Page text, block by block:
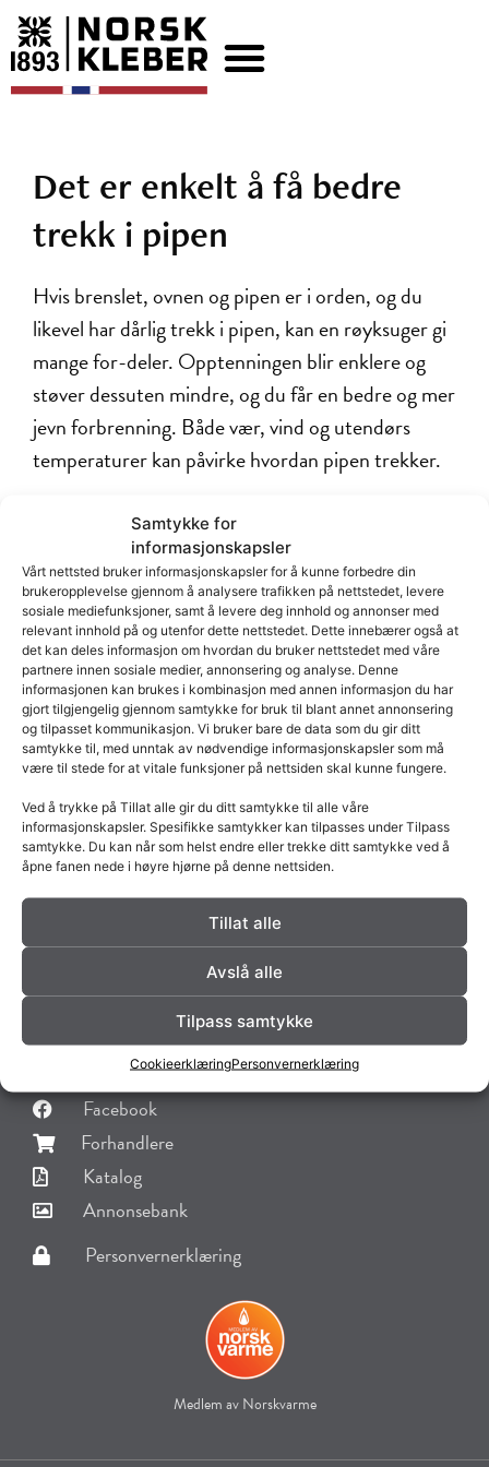
Samtykke for
informasjonskapsler
Vårt nettsted bruker informasjonskapsler for å kunne forbedre din
brukeropplevelse gjennom å analysere trafikken på nettstedet, levere
sosiale mediefunksjoner, samt å levere deg innhold og annonser med
relevant innhold på og utenfor dette nettstedet. Dette innebærer også at
det kan deles informasjon om hvordan du bruker nettstedet med våre
partnere innen sosiale medier, annonsering og analyse. Denne
informasjonen kan brukes i kombinasjon med annen informasjon du har
gjort tilgjengelig gjennom samtykke for bruk til blant annet annonsering
og tilpasset kommunikasjon. Vi bruker bare de data som du gir ditt
samtykke til, med unntak av nødvendige informasjonskapsler som må
være til stede for at vitale funksjoner på nettsiden skal kunne fungere.
Ved å trykke på Tillat alle gir du ditt samtykke til alle våre
informasjonskapsler. Spesifikke samtykker kan tilpasses under Tilpass
samtykke. Du kan når som helst endre eller trekke ditt samtykke ved å
åpne fanen nede i høyre hjørne på denne nettsiden.
Tillat alle
Avslå alle
Tilpass samtykke
CookieerklæringPersonvernerklæring
Det er enkelt å få bedre
trekk i pipen
Hvis brenslet, ovnen og pipen er i orden, og du
likevel har dårlig trekk i pipen, kan en røyksuger gi
mange for-deler. Opptenningen blir enklere og
støver dessuten mindre, og du får en bedre og mer
jevn forbrenning. Både vær, vind og utendørs
temperaturer kan påvirke hvordan pipen trekker.
Med en røyk suger fra Exodraft har du alltid god
trekk i pipen og dermed bedre ut nyttelse av
brenslet og ovnen, samt en bedre og renere
forbrenning. Exodraft fører en rekke røyksuger-
modeller, så du kan velge den som passer ditt
ildsted og din bolig.
Norsk Kleber AS
post@norskkleber.no
Org. nr. 954953505
Facebook
Forhandlere
Katalog
Annonsebank
Personvernerklæring
Medlem av Norskvarme